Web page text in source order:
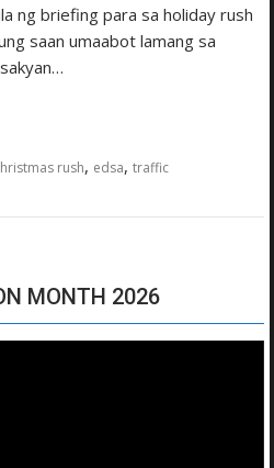
ng briefing para sa holiday rush
saan umaabot lamang sa
rush, edsa,traffic
MONTH 2026